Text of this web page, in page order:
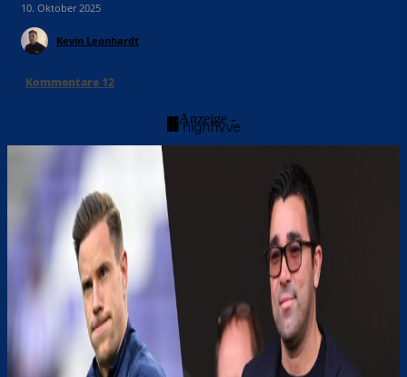
10. Oktober 2025
Kevin Leonhardt
Kommentare 12
- Anzeige -